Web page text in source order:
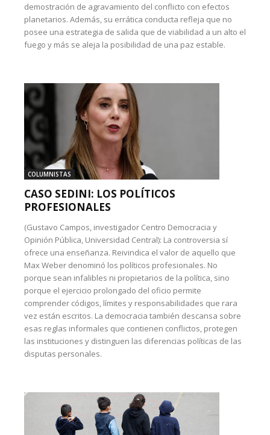
demostración de agravamiento del conflicto con efectos
planetarios. Además, su errática conducta refleja que no
posee una estrategia de salida que de viabilidad a un alto el
fuego y más se aleja la posibilidad de una paz estable.
COLUMNISTAS
CASO SEDINI: LOS POLÍTICOS
PROFESIONALES
(Gustavo Campos, investigador Centro Democracia y
Opinión Pública, Universidad Central): La controversia sí
ofrece una enseñanza. Reivindica el valor de aquello que
Max Weber denominó los políticos profesionales. No
porque sean infalibles ni propietarios de la política, sino
porque el ejercicio prolongado del oficio permite
comprender códigos, límites y responsabilidades que rara
vez están escritos. La democracia también descansa sobre
esas reglas informales que contienen conflictos, protegen
las instituciones y distinguen las diferencias políticas de las
disputas personales.